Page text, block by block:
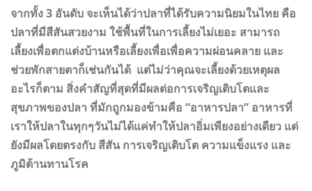
จากทั้ง 3 อันดับ จะเห็นได้ว่าปลาที่ได้รับความนิยมในไทย คือ
ปลาที่มีสีสันสวยงาม ใช้พื้นที่ในการเลี้ยงไม่เยอะ สามารถ
เลี้ยงเพื่อตกแต่งบ้านหรือเลี้ยงเพื่อเพื่อความผ่อนคลาย และ
ช่วยพักสายตาก็เช่นกันได้ แต่ไม่ว่าคุณจะเลี้ยงด้วยเหตุผล
อะไรก็ตาม สิ่งคำสัญที่สุดที่มีผลต่อการเจริญเติบโตและ
สุขภาพของปลา ที่มักถูกมองข้ามคือ “อาหารปลา” อาหารที่
เราให้ปลาในทุกๆวันไม่ได้แค่ทำให้ปลาอิ่มเพียงอย่างเดียว แต่
ยังมีผลโดยตรงกับ สีสัน การเจริญเติบโต ความแข็งแรง และ
ภูมิต้านทานโรค